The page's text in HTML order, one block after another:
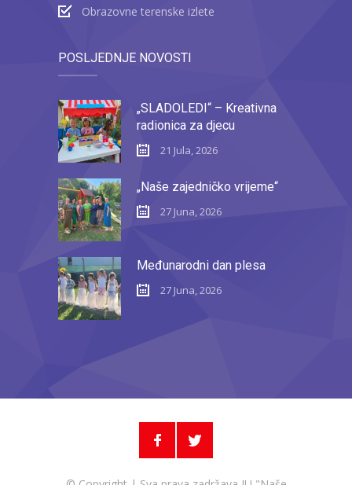
Obrazovne terenske izlete
POSLJEDNJE NOVOSTI
„SLADOLEDI“ – Kreativna
radionica za djecu
21 Jula, 2026
„Naše zajedničko vrijeme“
27 Juna, 2026
Međunarodni dan plesa
27 Juna, 2026